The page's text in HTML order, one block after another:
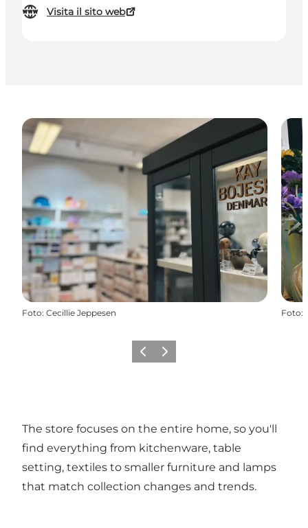
Visita il sito web
Foto: Cecillie Jeppesen Foto:
Precedente
Avanti
The store focuses on the entire home, so you'll
find everything from kitchenware, table
setting, textiles to smaller furniture and lamps
that match collection changes and trends.